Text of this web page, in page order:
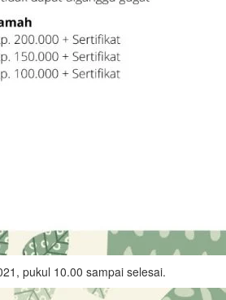
pukul 10.00 sampai selesai.